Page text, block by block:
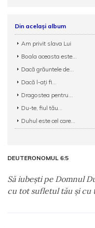
Din același album
Am privit slava Lui
Boala aceasta este...
Dacă grăuntele de...
Dacă l-ați fi...
Dragostea pentru...
Du-te, fiul tău...
Duhul este cel care...
DEUTERONOMUL 6:5
Să iubeşti pe Domnul
cu tot sufletul tău şi cu